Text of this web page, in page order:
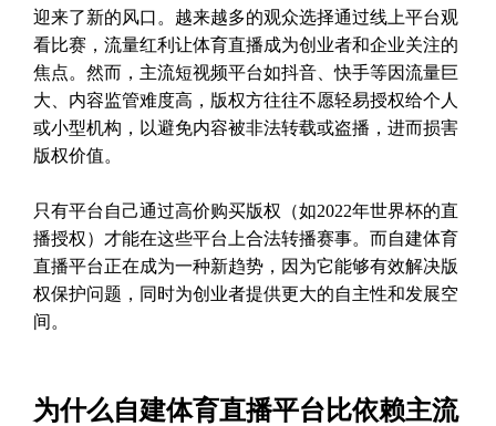
迎来了新的风口。越来越多的观众选择通过线上平台观
看比赛，流量红利让体育直播成为创业者和企业关注的
焦点。然而，主流短视频平台如抖音、快手等因流量巨
大、内容监管难度高，版权方往往不愿轻易授权给个人
或小型机构，以避免内容被非法转载或盗播，进而损害
版权价值。
只有平台自己通过高价购买版权（如2022年世界杯的直
播授权）才能在这些平台上合法转播赛事。而自建体育
直播平台正在成为一种新趋势，因为它能够有效解决版
权保护问题，同时为创业者提供更大的自主性和发展空
间。
为什么自建体育直播平台比依赖主流